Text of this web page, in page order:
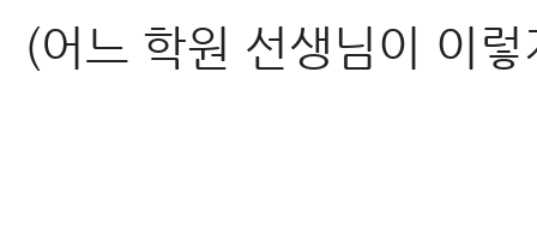
(어느 학원 선생님이 이